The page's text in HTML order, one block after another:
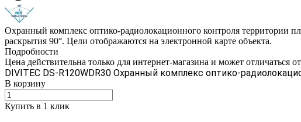
Охранный комплекс оптико-радиолокационного контроля территории
раскрытия 90°. Цели отображаются на электронной карте объекта.
Подробности
Цена действительна только для интернет-магазина и может отличаться
DIVITEC DS-R120WDR30 Охранный комплекс оптико-
В корзину
Купить в 1 клик